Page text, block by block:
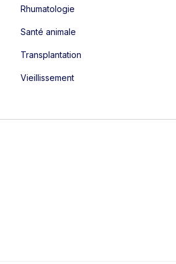
Rhumatologie
Santé animale
Transplantation
Vieillissement